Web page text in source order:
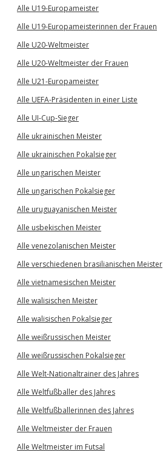
Alle U19-Europameister
Alle U19-Europameisterinnen der Frauen
Alle U20-Weltmeister
Alle U20-Weltmeister der Frauen
Alle U21-Europameister
Alle UEFA-Präsidenten in einer Liste
Alle UI-Cup-Sieger
Alle ukrainischen Meister
Alle ukrainischen Pokalsieger
Alle ungarischen Meister
Alle ungarischen Pokalsieger
Alle uruguayanischen Meister
Alle usbekischen Meister
Alle venezolanischen Meister
Alle verschiedenen brasilianischen Meister
Alle vietnamesischen Meister
Alle walisischen Meister
Alle walisischen Pokalsieger
Alle weißrussischen Meister
Alle weißrussischen Pokalsieger
Alle Welt-Nationaltrainer des Jahres
Alle Weltfußballer des Jahres
Alle Weltfußballerinnen des Jahres
Alle Weltmeister der Frauen
Alle Weltmeister im Futsal